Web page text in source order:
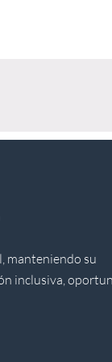
manteniendo su
inclusiva,